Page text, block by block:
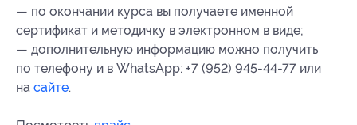
— по окончании курса вы получаете именной
сертификат и методичку в электронном в виде;
— дополнительную информацию можно получить
по телефону и в WhatsApp: +7 (952) 945-44-77 или
на сайте.